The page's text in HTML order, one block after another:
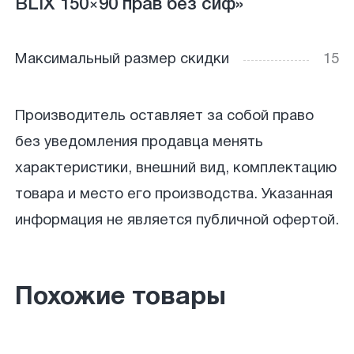
BLIX 150×90 прав без сиф»
Максимальный размер скидки 15
Производитель оставляет за собой право
без уведомления продавца менять
характеристики, внешний вид, комплектацию
товара и место его производства. Указанная
информация не является публичной офертой.
Похожие товары